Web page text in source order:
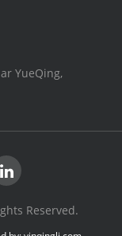
YueQing,
Reserved.